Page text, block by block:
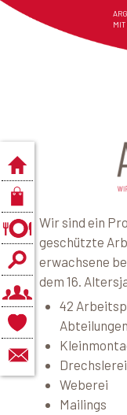
Wir sind ein
geschützte
erwachsene
dem 16.
42
Abteilungen
Drechslerei
Weberei
Mailings